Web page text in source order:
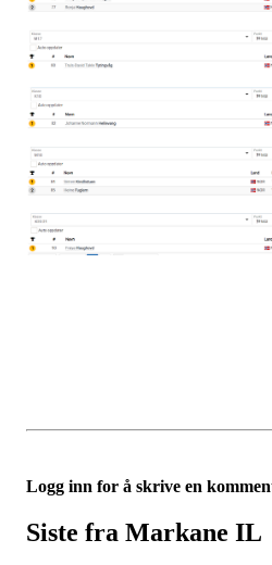
Logg inn for å skrive en
Siste fra Markane IL